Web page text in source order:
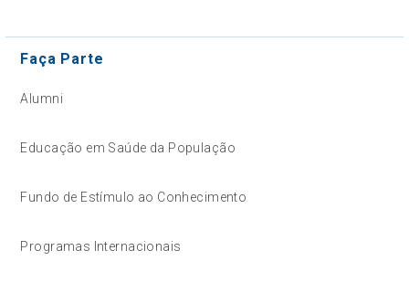
Faça Parte
Alumni
Educação em Saúde da População
Fundo de Estímulo ao Conhecimento
Programas Internacionais